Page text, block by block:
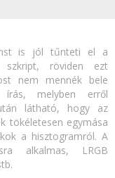
is jól tűnteti el a
szkript, röviden ezt
nem mennék bele
melyben erről
látható, hogy az
tökéletesen egymása
a hisztogramról. A
alkalmas, LRGB